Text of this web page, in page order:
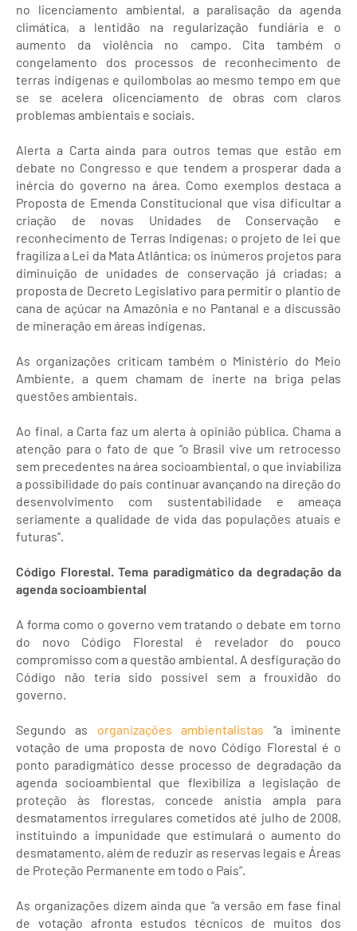
no licenciamento ambiental, a paralisação da agenda
climática, a lentidão na regularização fundiária e o
aumento da violência no campo. Cita também o
congelamento dos processos de reconhecimento de
terras indígenas e quilombolas ao mesmo tempo em que
se se acelera olicenciamento de obras com claros
problemas ambientais e sociais.
Alerta a Carta ainda para outros temas que estão em
debate no Congresso e que tendem a prosperar dada a
inércia do governo na área. Como exemplos destaca a
Proposta de Emenda Constitucional que visa dificultar a
criação de novas Unidades de Conservação e
reconhecimento de Terras Indígenas; o projeto de lei que
fragiliza a Lei da Mata Atlântica; os inúmeros projetos para
diminuição de unidades de conservação já criadas; a
proposta de Decreto Legislativo para permitir o plantio de
cana de açúcar na Amazônia e no Pantanal e a discussão
de mineração em áreas indígenas.
As organizações criticam também o Ministério do Meio
Ambiente, a quem chamam de inerte na briga pelas
questões ambientais.
Ao final, a Carta faz um alerta à opinião pública. Chama a
atenção para o fato de que “o Brasil vive um retrocesso
sem precedentes na área socioambiental, o que inviabiliza
a possibilidade do país continuar avançando na direção do
desenvolvimento com sustentabilidade e ameaça
seriamente a qualidade de vida das populações atuais e
futuras”.
Código Florestal. Tema paradigmático da degradação da
agenda socioambiental
A forma como o governo vem tratando o debate em torno
do novo Código Florestal é revelador do pouco
compromisso com a questão ambiental. A desfiguração do
Código não teria sido possível sem a frouxidão do
governo.
Segundo as organizações ambientalistas “a iminente
votação de uma proposta de novo Código Florestal é o
ponto paradigmático desse processo de degradação da
agenda socioambiental que flexibiliza a legislação de
proteção às florestas, concede anistia ampla para
desmatamentos irregulares cometidos até julho de 2008,
instituindo a impunidade que estimulará o aumento do
desmatamento, além de reduzir as reservas legais e Áreas
de Proteção Permanente em todo o País”.
As organizações dizem ainda que “a versão em fase final
de votação afronta estudos técnicos de muitos dos